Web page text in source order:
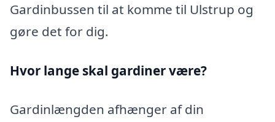
Gardinbussen til at komme til Ulstrup og
gøre det for dig.
Hvor lange skal gardiner være?
Gardinlængden afhænger af din